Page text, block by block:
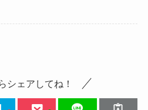
シェアしてね！